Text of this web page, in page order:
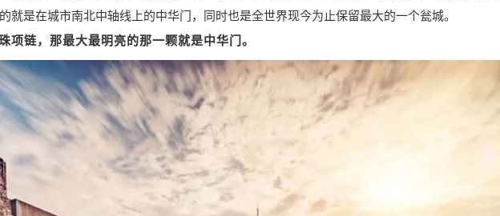
就是在城市南北中轴线上的中华门，同时也是全世界现今为止保留最大的一个瓮城。
项链，那最大最明亮的那一颗就是中华门。